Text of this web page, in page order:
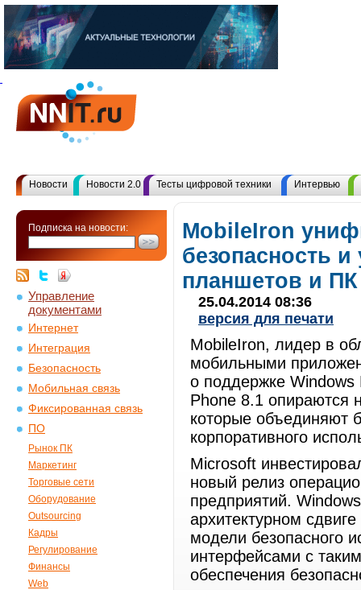
Новости Новости 2.0 Тесты цифровой техники Интервью
Подписка на новости:
Управление
документами
Интернет
Интеграция
Безопасность
Мобильная связь
Фиксированная связь
ПО
Рынок ПК
Маркетинг
Торговые сети
Оборудование
Outsourcing
Кадры
Регулирование
Финансы
Web
MobileIron
безопасность
планшетов и
25.04.2014 08:36
версия для печати
MobileIron, лидер в
мобильными
о поддержке
Phone 8.1 опираются
которые объединяют
корпоративного
Microsoft
новый релиз
предприятий.
архитектурном
модели безопасного
интерфейсами c
обеспечения